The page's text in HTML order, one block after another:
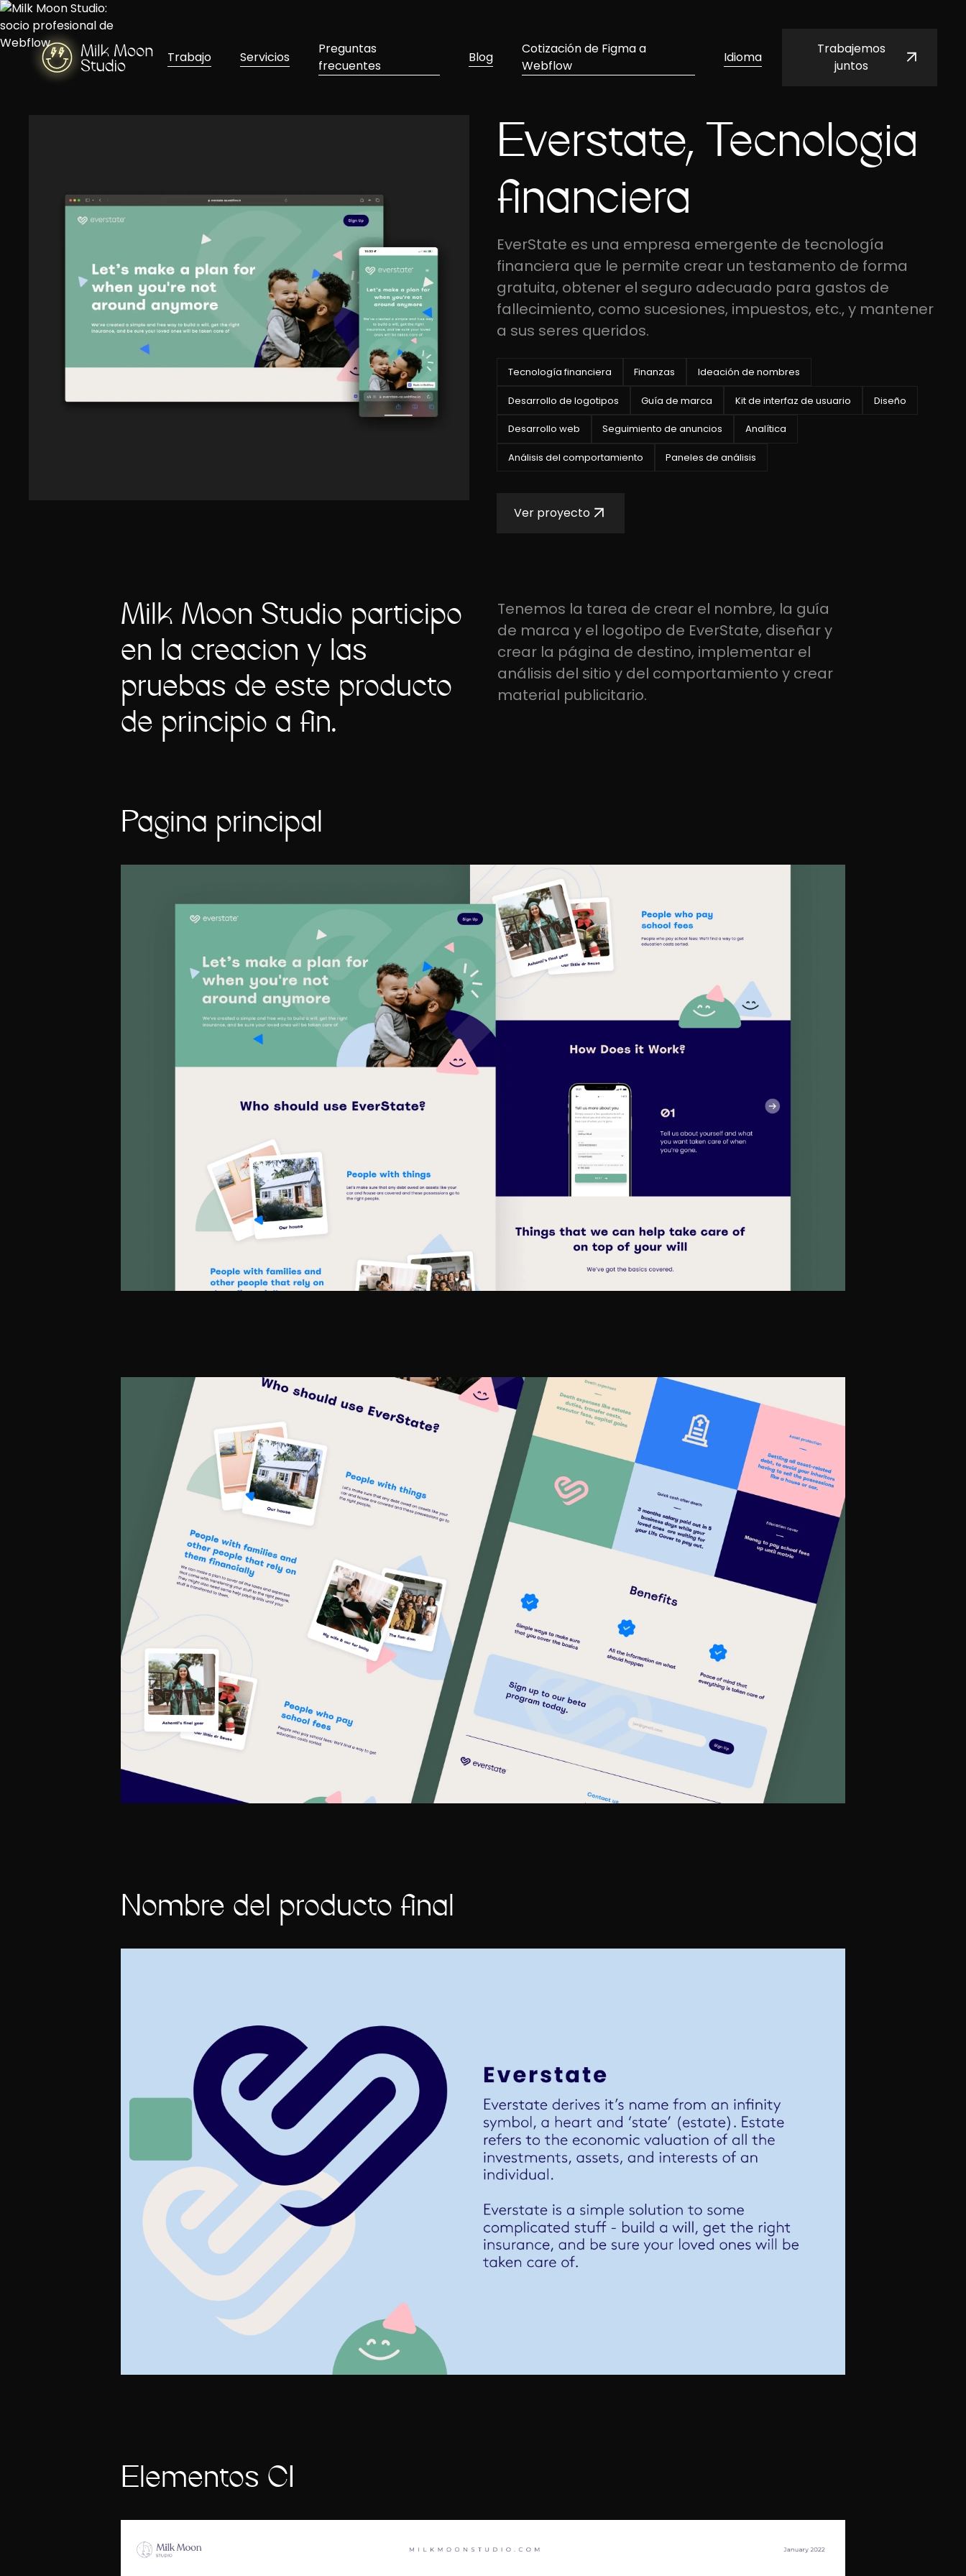
Trabajo Servicios
Preguntas
frecuentes
Blog
Cotización de Figma a
Webflow
Idioma
Trabajemos
juntos
Everstate, Tecnología
financiera
EverState es una empresa emergente de tecnología
financiera que le permite crear un testamento de forma
gratuita, obtener el seguro adecuado para gastos de
fallecimiento, como sucesiones, impuestos, etc., y mantener
a sus seres queridos.
Tecnología financiera Finanzas Ideación de nombres
Desarrollo de logotipos Guía de marca Kit de interfaz de usuario Diseño
Desarrollo web Seguimiento de anuncios Analítica
Análisis del comportamiento Paneles de análisis
Ver proyecto
Milk Moon Studio participó
en la creación y las
pruebas de este producto
de principio a fin.
Tenemos la tarea de crear el nombre, la guía
de marca y el logotipo de EverState, diseñar y
crear la página de destino, implementar el
análisis del sitio y del comportamiento y crear
material publicitario.
Página principal
Nombre del producto final
Elementos CI